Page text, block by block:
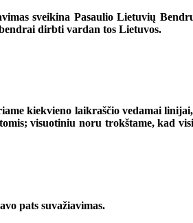
sveikina Pasaulio Lietuvių
dirbti vardan tos Lietuvos.
kiekvieno laikraščio vedamai
visuotiniu noru trokštame, kad
pats suvažiavimas.